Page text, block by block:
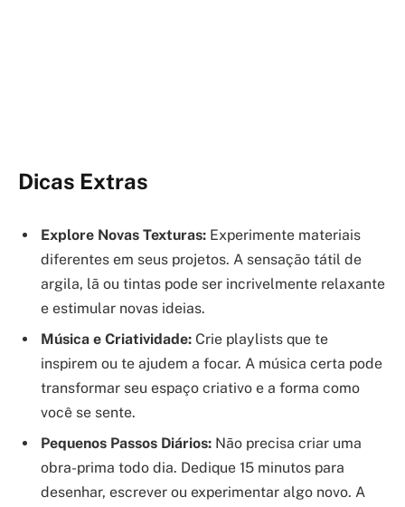
Dicas Extras
Explore Novas Texturas: Experimente materiais
diferentes em seus projetos. A sensação tátil de
argila, lã ou tintas pode ser incrivelmente relaxante
e estimular novas ideias.
Música e Criatividade: Crie playlists que te
inspirem ou te ajudem a focar. A música certa pode
transformar seu espaço criativo e a forma como
você se sente.
Pequenos Passos Diários: Não precisa criar uma
obra-prima todo dia. Dedique 15 minutos para
desenhar, escrever ou experimentar algo novo. A